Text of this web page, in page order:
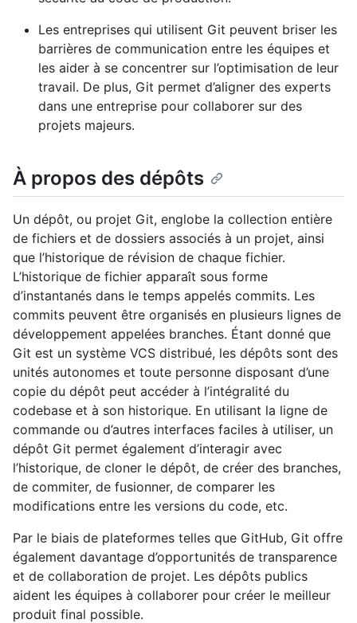
Les entreprises qui utilisent Git peuvent briser les
barrières de communication entre les équipes et
les aider à se concentrer sur l’optimisation de leur
travail. De plus, Git permet d’aligner des experts
dans une entreprise pour collaborer sur des
projets majeurs.
À propos des dépôts
Un dépôt, ou projet Git, englobe la collection entière
de fichiers et de dossiers associés à un projet, ainsi
que l’historique de révision de chaque fichier.
L’historique de fichier apparaît sous forme
d’instantanés dans le temps appelés commits. Les
commits peuvent être organisés en plusieurs lignes de
développement appelées branches. Étant donné que
Git est un système VCS distribué, les dépôts sont des
unités autonomes et toute personne disposant d’une
copie du dépôt peut accéder à l’intégralité du
codebase et à son historique. En utilisant la ligne de
commande ou d’autres interfaces faciles à utiliser, un
dépôt Git permet également d’interagir avec
l’historique, de cloner le dépôt, de créer des branches,
de commiter, de fusionner, de comparer les
modifications entre les versions du code, etc.
Par le biais de plateformes telles que GitHub, Git offre
également davantage d’opportunités de transparence
et de collaboration de projet. Les dépôts publics
aident les équipes à collaborer pour créer le meilleur
produit final possible.